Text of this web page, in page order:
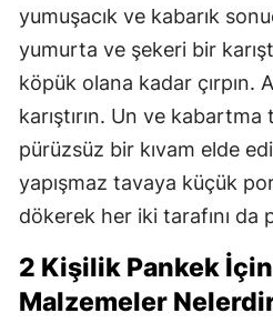
yumuşacık ve kabarık
yumurta ve şekeri bir
köpük olana kadar çırpın.
karıştırın. Un ve
pürüzsüz bir kıvam elde
yapışmaz tavaya küçük
dökerek her iki tarafını da
2 Kişilik Pankek
Malzemeler